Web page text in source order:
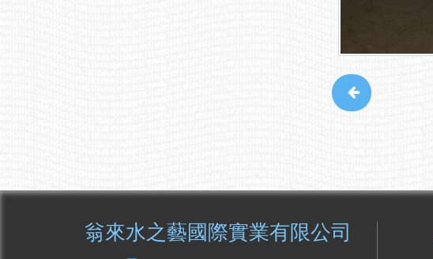
翁來水之藝國際實業有限公司